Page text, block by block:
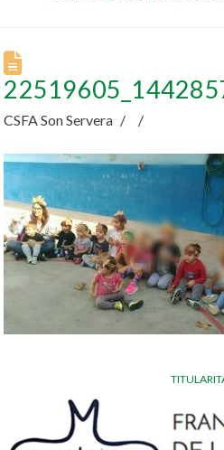
CSFA Son Servera